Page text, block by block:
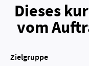
Dieses
vom
Zielgruppe